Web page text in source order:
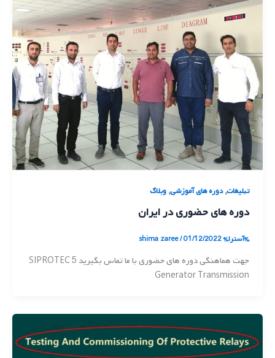
تبلیغات,دوره های آموزشی, وبلاگ
دوره های حضوری در ایران
%آسترا% shima zaree/01/12/2022
جهت هماهنگی دوره های حضوری با ما تماس بگیرید SIPROTEC 5
Generator Transmission